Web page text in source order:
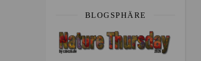
BLOGSPHÄRE